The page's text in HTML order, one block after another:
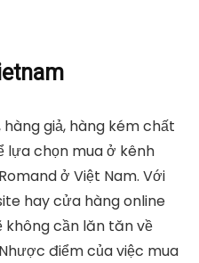
hàng giả, hàng kém chất
lựa chọn mua ở kênh
ở Việt Nam. Với
hay cửa hàng online
không cần lăn tăn về
điểm của việc mua